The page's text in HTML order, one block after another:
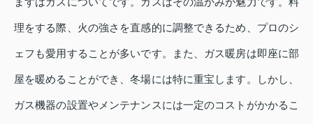
理をする際、火の強さを直感的に調整できるため、プロのシ
ェフも愛用することが多いです。また、ガス暖房は即座に部
屋を暖めることができ、冬場には特に重宝します。しかし、
ガス機器の設置やメンテナンスには一定のコストがかかるこ